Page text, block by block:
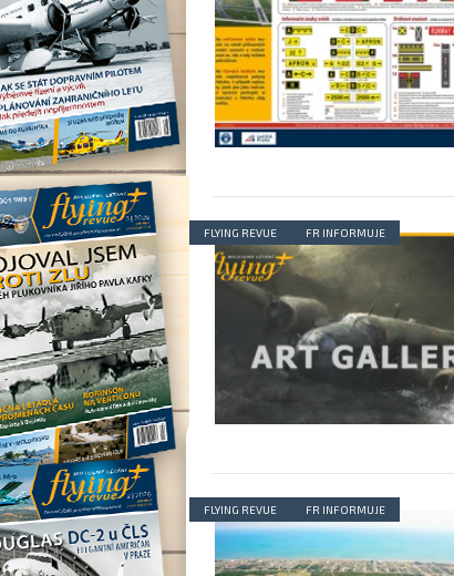
FLYING REVUE FR INFORMUJE
FLYING REVUE FR INFORMUJE